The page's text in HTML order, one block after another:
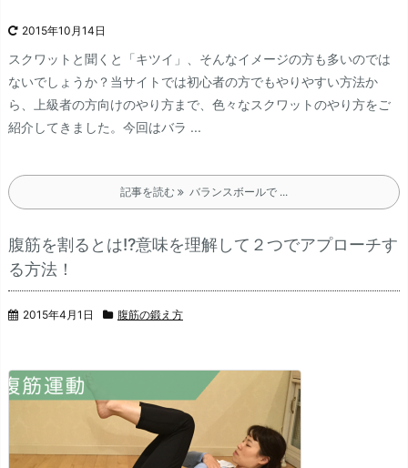
2015年10月14日
スクワットと聞くと「キツイ」、そんなイメージの方も多いのでは
ないでしょうか？ 当サイトでは初心者の方でもやりやすい方法か
ら、上級者の方向けのやり方まで、色々なスクワットのやり方をご
紹介してきました。 今回はバラ ...
記事を読む バランスボールで ...
腹筋を割るとは!?意味を理解して２つでアプローチす
る方法！
2015年4月1日 腹筋の鍛え方